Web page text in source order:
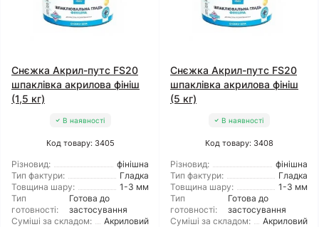
Снєжка Акрил-путс FS20
шпаклівка акрилова фініш
(1,5 кг)
В наявності
Код товару: 3405
Різновид:
фінішна
Тип фактури:
Гладка
Товщина шару:
1-3 мм
Тип
готовності:
Готова до
застосування
Суміші за складом:
Акриловий
Снєжка Акрил-путс FS20
шпаклівка акрилова фініш
(5 кг)
В наявності
Код товару: 3408
Різновид:
фінішна
Тип фактури:
Гладка
Товщина шару:
1-3 мм
Тип
готовності:
Готова до
застосування
Суміші за складом:
Акриловий